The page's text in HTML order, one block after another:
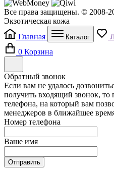
Все права защищены. © 2008-
Экзотическая кожа
Главная
Каталог
0 Корзина
Обратный звонок
Если вам не удалось
получить входящий звонок, то
телефона, на который вам
менеджеров в ближайшее
Номер телефона
Ваше имя
Отправить